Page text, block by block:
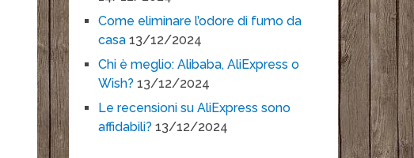
Come eliminare l’odore di fumo da
casa 13/12/2024
Chi è meglio: Alibaba, AliExpress o
Wish? 13/12/2024
Le recensioni su AliExpress sono
affidabili? 13/12/2024